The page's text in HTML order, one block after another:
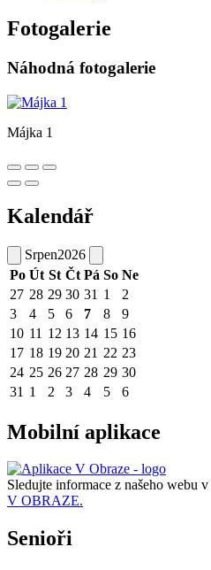
Fotogalerie
Náhodná fotogalerie
Májka 1
Kalendář
Srpen2026
Po Út St Čt Pá So Ne
27 28 29 30 31 1
2
3
4 5 6 7 8
9
10 11 12 13 14 15 16
17 18 19 20 21 22 23
24 25 26 27 28 29 30
31 1 2 3 4 5 6
Mobilní aplikace
Sledujte informace z našeho webu v
V OBRAZE.
Senioři